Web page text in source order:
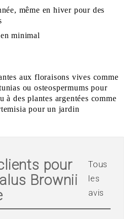
même en hiver pour des
minimal
aux floraisons vives comme
ouosteospermums pour
à des plantes argentées comme
pour un jardin
pour
Brownii
Tous
les
avis